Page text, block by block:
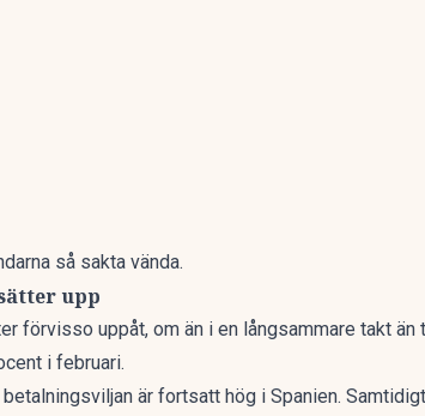
så sakta vända.
upp
förvisso uppåt, om än i en långsammare takt än
i februari.
betalningsviljan är fortsatt hög i Spanien.